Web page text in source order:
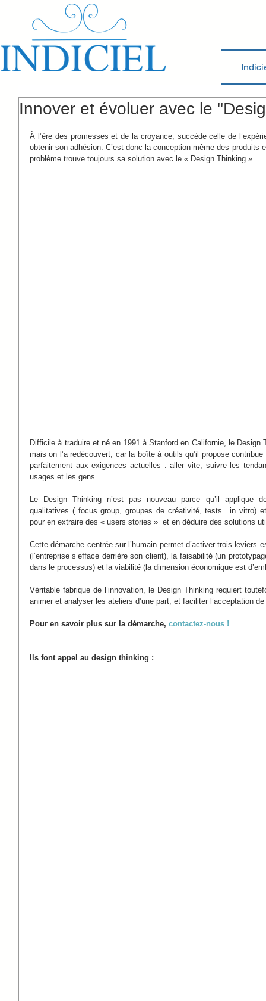
Innover et évoluer avec le
À l’ère des promesses et de la croyance, succède celle de
obtenir son adhésion. C’est donc la conception même des produits
problème trouve toujours sa solution avec le « Design Thinking ».
Difficile à traduire et né en 1991 à Stanford en Californie, le Design
mais on l’a redécouvert, car la boîte à outils qu’il propose
parfaitement aux exigences actuelles : aller vite, suivre les
usages et les gens.
Le Design Thinking n’est pas nouveau parce qu’il applique
qualitatives ( focus group, groupes de créativité, tests…in vitro)
pour en extraire des « users stories »  et en déduire des solutions
Cette démarche centrée sur l’humain permet d’activer trois leviers
(l’entreprise s’efface derrière son client), la faisabilité (un
dans le processus) et la viabilité (la dimension économique est
Véritable fabrique de l’innovation, le Design Thinking requiert
animer et analyser les ateliers d’une part, et faciliter l’acceptation
Pour en savoir plus sur la démarche, contactez-nous !
Ils font appel au design thinking :